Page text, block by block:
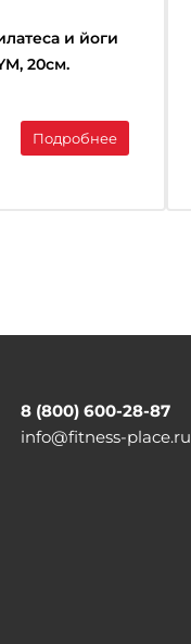
и йоги
20см.
Подробнее
8 (800) 600-28-87
info@fitness-place.ru